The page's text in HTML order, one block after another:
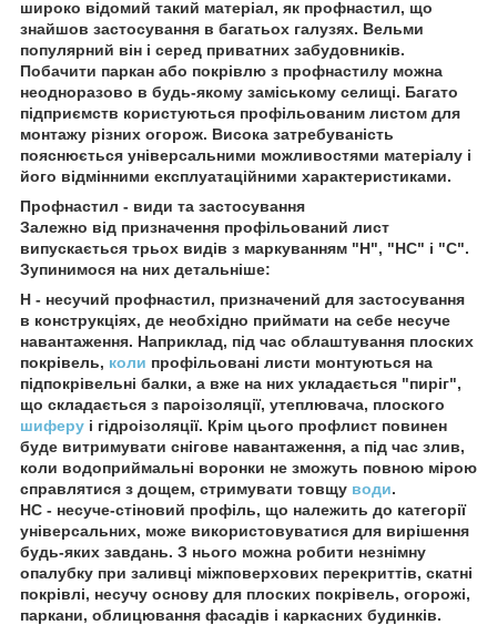
широко відомий такий матеріал, як профнастил, що
знайшов застосування в багатьох галузях. Вельми
популярний він і серед приватних забудовників.
Побачити паркан або покрівлю з профнастилу можна
неодноразово в будь-якому заміському селищі. Багато
підприємств користуються профільованим листом для
монтажу різних огорож. Висока затребуваність
пояснюється універсальними можливостями матеріалу і
його відмінними експлуатаційними характеристиками.
Профнастил - види та застосування
Залежно від призначення профільований лист
випускається трьох видів з маркуванням "Н", "НС" і "С".
Зупинимося на них детальніше:
Н - несучий профнастил, призначений для застосування
в конструкціях, де необхідно приймати на себе несуче
навантаження. Наприклад, під час облаштування плоских
покрівель, коли профільовані листи монтуються на
підпокрівельні балки, а вже на них укладається "пиріг",
що складається з пароізоляції, утеплювача, плоского
шиферу і гідроізоляції. Крім цього профлист повинен
буде витримувати снігове навантаження, а під час злив,
коли водоприймальні воронки не зможуть повною мірою
справлятися з дощем, стримувати товщу води.
НС - несуче-стіновий профіль, що належить до категорії
універсальних, може використовуватися для вирішення
будь-яких завдань. З нього можна робити незнімну
опалубку при заливці міжповерхових перекриттів, скатні
покрівлі, несучу основу для плоских покрівель, огорожі,
паркани, облицювання фасадів і каркасних будинків.